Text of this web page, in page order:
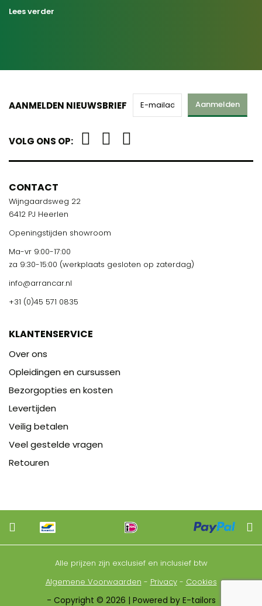
Lees verder
AANMELDEN NIEUWSBRIEF Aanmelden
VOLG ONS OP:
CONTACT
Wijngaardsweg 22
6412 PJ Heerlen
Openingstijden showroom
Ma-vr 9:00-17:00
za 9:30-15:00 (werkplaats gesloten op zaterdag)
info@arrancar.nl
+31 (0)45 571 0835
KLANTENSERVICE
Over ons
Opleidingen en cursussen
Bezorgopties en kosten
Levertijden
Veilig betalen
Veel gestelde vragen
Retouren
Alle prijzen zijn exclusief en inclusief btw
Algemene Voorwaarden - Privacy- Cookies
- Copyright © 2026 | Powered by E-tailors